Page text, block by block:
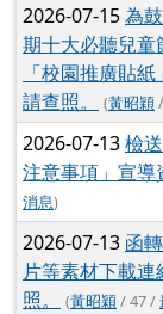
2026-07-15為
期十大必聽兒
「校園推廣貼
請查照。
(黃昭穎
2026-07-13檢
注意事項」宣導
消息)
2026-07-13 函
片等素材下載
照。
(黃昭穎/ 47 /